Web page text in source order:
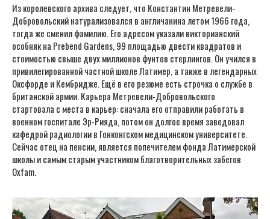
Из королевского архива следует, что Константин Метревели-
Добровольский натурализовался в англичанина летом 1966 года,
тогда же сменил фамилию. Его адресом указали викторианский
особняк на Prebend Gardens, 99 площадью двести квадратов и
стоимостью свыше двух миллионов фунтов стерлингов. Он учился в
привилегированной частной школе Латимер, а также в легендарных
Оксфорде и Кембридже. Ещё в его резюме есть строчка о службе в
британской армии. Карьера Метревели-Добровольского
стартовала с места в карьер: сначала его отправили работать в
военном госпитале Эр-Рияда, потом он долгое время заведовал
кафедрой радиологии в Гонконгском медицинском университете.
Сейчас отец на пенсии, является попечителем фонда Латимерской
школы и самым старым участником благотворительных забегов
Oxfam.